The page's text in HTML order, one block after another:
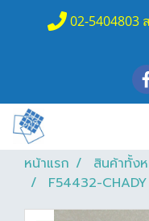
02-5404803
หน้าแรก สินค้าทั้ง
F54432-